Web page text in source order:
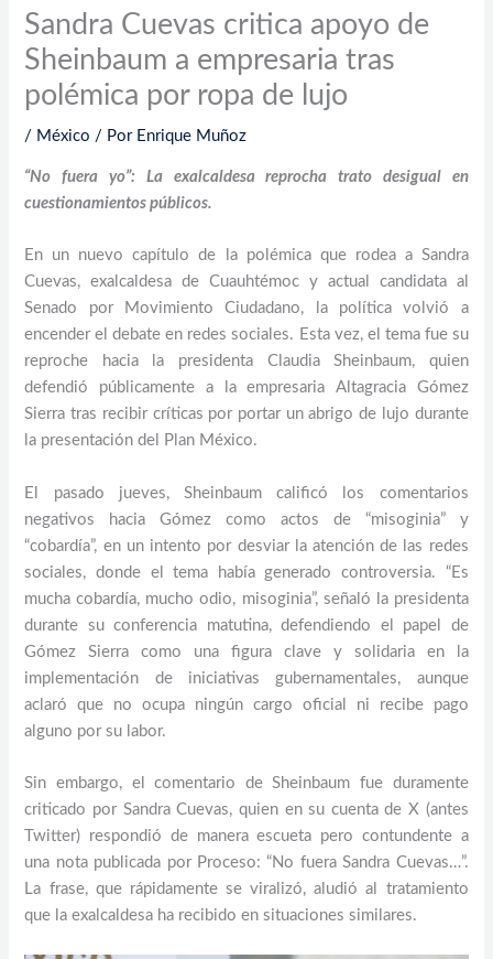
Sandra Cuevas critica apoyo de
Sheinbaum a empresaria tras
polémica por ropa de lujo
/ México / Por Enrique Muñoz
“No fuera yo”: La exalcaldesa reprocha trato desigual en
cuestionamientos públicos.
En un nuevo capítulo de la polémica que rodea a Sandra
Cuevas, exalcaldesa de Cuauhtémoc y actual candidata al
Senado por Movimiento Ciudadano, la política volvió a
encender el debate en redes sociales. Esta vez, el tema fue su
reproche hacia la presidenta Claudia Sheinbaum, quien
defendió públicamente a la empresaria Altagracia Gómez
Sierra tras recibir críticas por portar un abrigo de lujo durante
la presentación del Plan México.
El pasado jueves, Sheinbaum calificó los comentarios
negativos hacia Gómez como actos de “misoginia” y
“cobardía”, en un intento por desviar la atención de las redes
sociales, donde el tema había generado controversia. “Es
mucha cobardía, mucho odio, misoginia”, señaló la presidenta
durante su conferencia matutina, defendiendo el papel de
Gómez Sierra como una figura clave y solidaria en la
implementación de iniciativas gubernamentales, aunque
aclaró que no ocupa ningún cargo oficial ni recibe pago
alguno por su labor.
Sin embargo, el comentario de Sheinbaum fue duramente
criticado por Sandra Cuevas, quien en su cuenta de X (antes
Twitter) respondió de manera escueta pero contundente a
una nota publicada por Proceso: “No fuera Sandra Cuevas…”.
La frase, que rápidamente se viralizó, aludió al tratamiento
que la exalcaldesa ha recibido en situaciones similares.